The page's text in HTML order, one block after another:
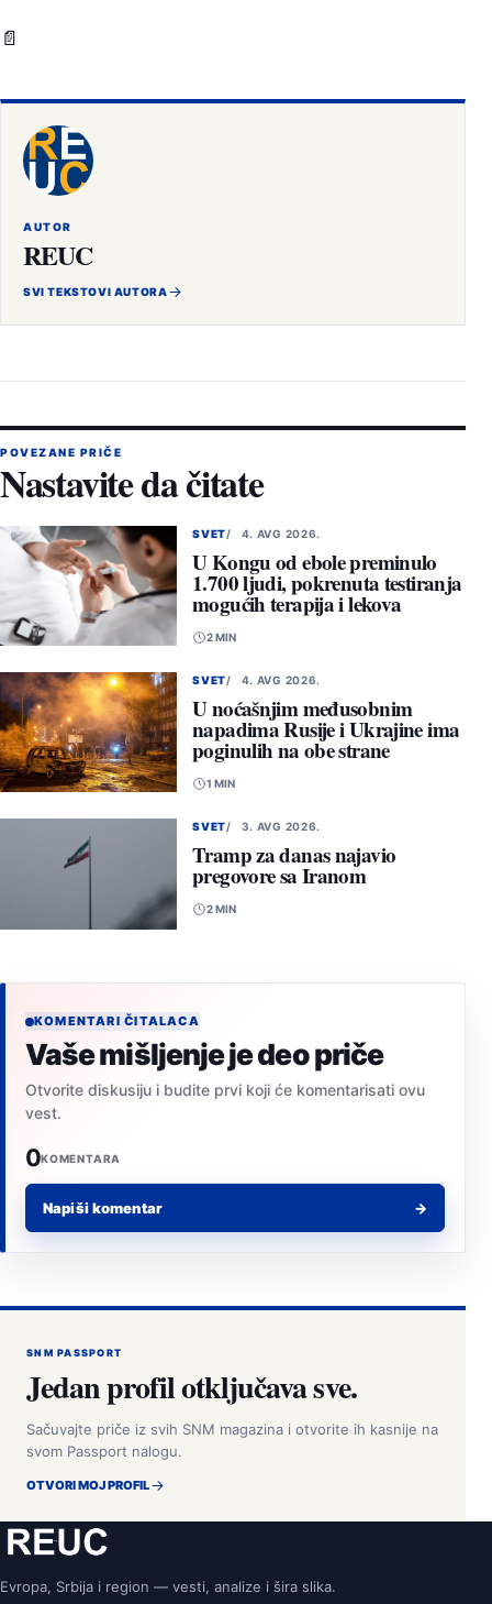
📄
AUTOR
REUC
SVI TEKSTOVI AUTORA
POVEZANE PRIČE
Nastavite da čitate
SVET 4. AVG 2026.
U Kongu od ebole preminulo
1.700 ljudi, pokrenuta testiranja
mogućih terapija i lekova
2 MIN
SVET 4. AVG 2026.
U noćašnjim međusobnim
napadima Rusije i Ukrajine ima
poginulih na obe strane
1 MIN
SVET 3. AVG 2026.
Tramp za danas najavio
pregovore sa Iranom
2 MIN
KOMENTARI ČITALACA
Vaše mišljenje je deo priče
Otvorite diskusiju i budite prvi koji će komentarisati ovu
vest.
0KOMENTARA
Napiši komentar →
SNM PASSPORT
Jedan profil otključava sve.
Sačuvajte priče iz svih SNM magazina i otvorite ih kasnije na
svom Passport nalogu.
OTVORI MOJ PROFIL
Evropa, Srbija i region — vesti, analize i šira slika.